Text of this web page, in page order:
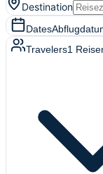
Destination
Dates
Travelers1